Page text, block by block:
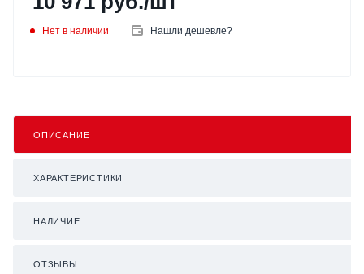
Нет в наличии Нашли дешевле?
ОПИСАНИЕ
ХАРАКТЕРИСТИКИ
НАЛИЧИЕ
ОТЗЫВЫ